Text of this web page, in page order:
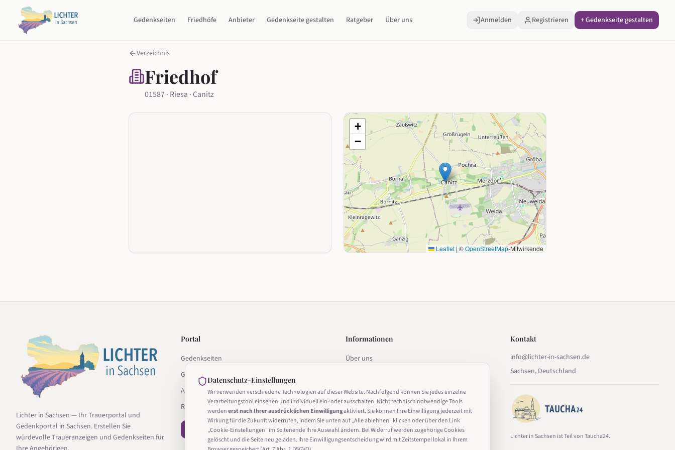
Gedenkseiten Friedhöfe Anbieter Gedenkseite gestalten Ratgeber Über uns Anmelden Registrieren + Gedenkseite gestalten
Verzeichnis
Friedhof
01587 · Riesa · Canitz
+
−
Leaflet | ©OpenStreetMap-Mitwirkende
Lichter in Sachsen — Ihr Trauerportal und
Gedenkportal in Sachsen. Erstellen Sie
würdevolle Traueranzeigen und Gedenkseiten für
Portal
Gedenkseiten
Gedenkseite gestalten
Anbieter
Ratgeber
− Vertrag widerrufen
Informationen
Über uns
Impressum
Nutzungsbedingungen
Cookie-Einstellungen
Kontakt
info@lichter-in-sachsen.de
Sachsen, Deutschland
Lichter in Sachsen ist Teil von Taucha24.
Datenschutz-Einstellungen
Wir verwenden verschiedene Technologien auf dieser Website. Nachfolgend können Sie jedes einzelne
Verarbeitungstool einsehen und individuell ein- oder ausschalten. Nicht technisch notwendige Tools
werdenerst nach Ihrer ausdrücklichen Einwilligungaktiviert. Sie können Ihre Einwilligung jederzeit mit
Wirkung für die Zukunft widerrufen, indem Sie unten auf „Alle ablehnen" klicken oder über den Link
„Cookie-Einstellungen" im Seitenende Ihre Auswahl ändern. Bei Widerruf werden zugehörige Cookies
gelöscht und die Seite neu geladen. Ihre Einwilligungsentscheidung wird mit Zeitstempel lokal in Ihrem